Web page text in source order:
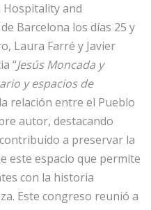
Hospitality and
Barcelona los días 25 y
Laura Farré y Javier
“Jesús Moncada y
y espacios de
relación entre el Pueblo
autor, destacando
a preservar la
este espacio que permite
con la historia
Este congreso reunió a